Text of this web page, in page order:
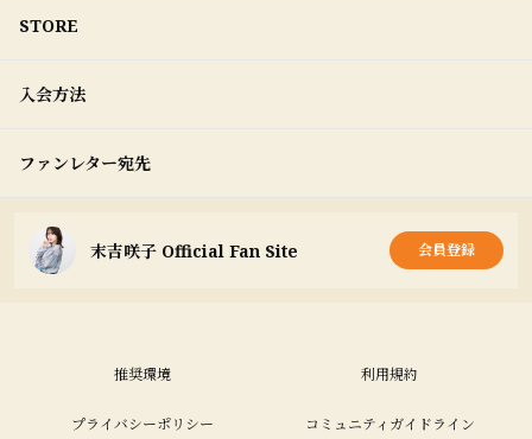
STORE
入会方法
ファンレター宛先
末吉咲子 Official Fan Site 会員登録
推奨環境 利用規約
プライバシーポリシー コミュニティガイドライン